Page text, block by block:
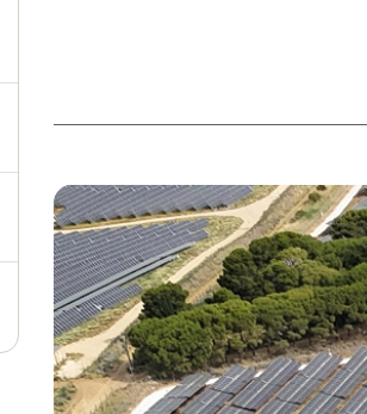
el submenú para Nuestras voces
el submenú para Multimedia
el submenú para Redes sociales